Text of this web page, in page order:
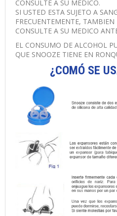
CONSULTE A SU MEDICO.
SI USTED ESTA SUJETO A
FRECUENTEMENTE,
CONSULTE A SU MEDICO
EL CONSUMO DE ALCOHOL
QUE SNOOZE TIENE EN
¿COMÓ SE